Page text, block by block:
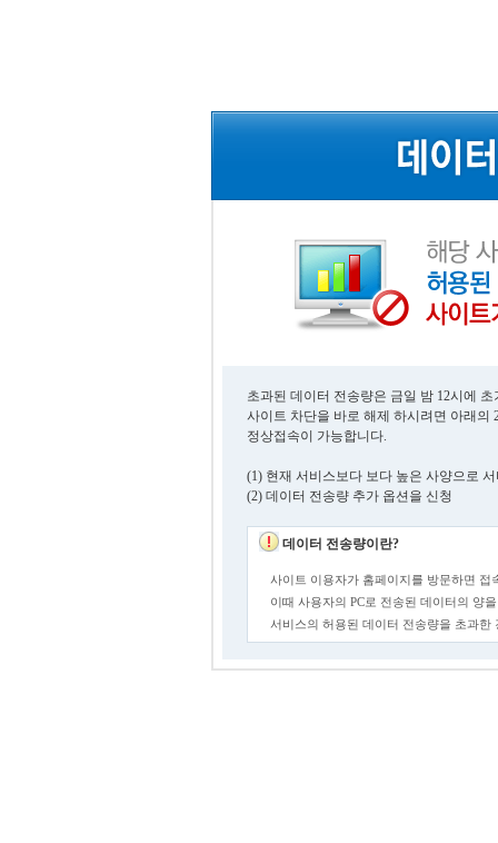
초과된 데이터 전송량은 금일 밤 12시에
사이트 차단을 바로 해제 하시려면 아래의
정상접속이 가능합니다.
(1) 현재 서비스보다 보다 높은 사양으로
(2) 데이터 전송량 추가 옵션을 신청
데이터 전송량이란?
사이트 이용자가 홈페이지를 방문하면 접
이때 사용자의 PC로 전송된 데이터의 양
서비스의 허용된 데이터 전송량을 초과